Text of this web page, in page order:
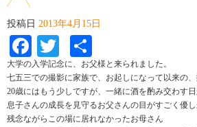
投稿日 2013年4月15日
Facebook
Twitter
有
大学の入学記念に、お父様と来られました。
七五三での撮影に家族で、お起しになって以来の、
20歳にはもう少しですが、一緒に酒を酌み交わす日
息子さんの成長を見守るお父さんの目がすごく優し
残念ながらこの場に居れなかったお母さん